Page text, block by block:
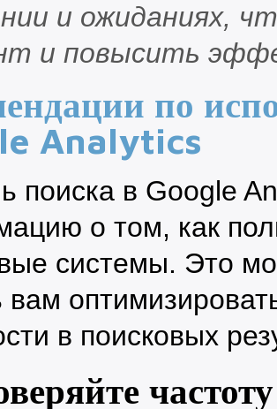
и ожиданиях,
и повысить
по
Analytics
поиска в Google
о том, как
системы. Это
вам
в поисковых